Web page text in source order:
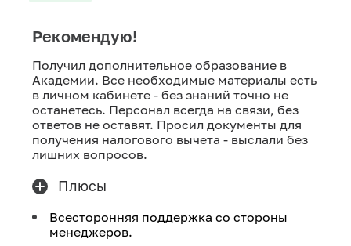
Рекомендую!
Получил дополнительное образование в
Академии. Все необходимые материалы есть
в личном кабинете - без знаний точно не
останетесь. Персонал всегда на связи, без
ответов не оставят. Просил документы для
получения налогового вычета - выслали без
лишних вопросов.
Плюсы
Всесторонняя поддержка со стороны
менеджеров.